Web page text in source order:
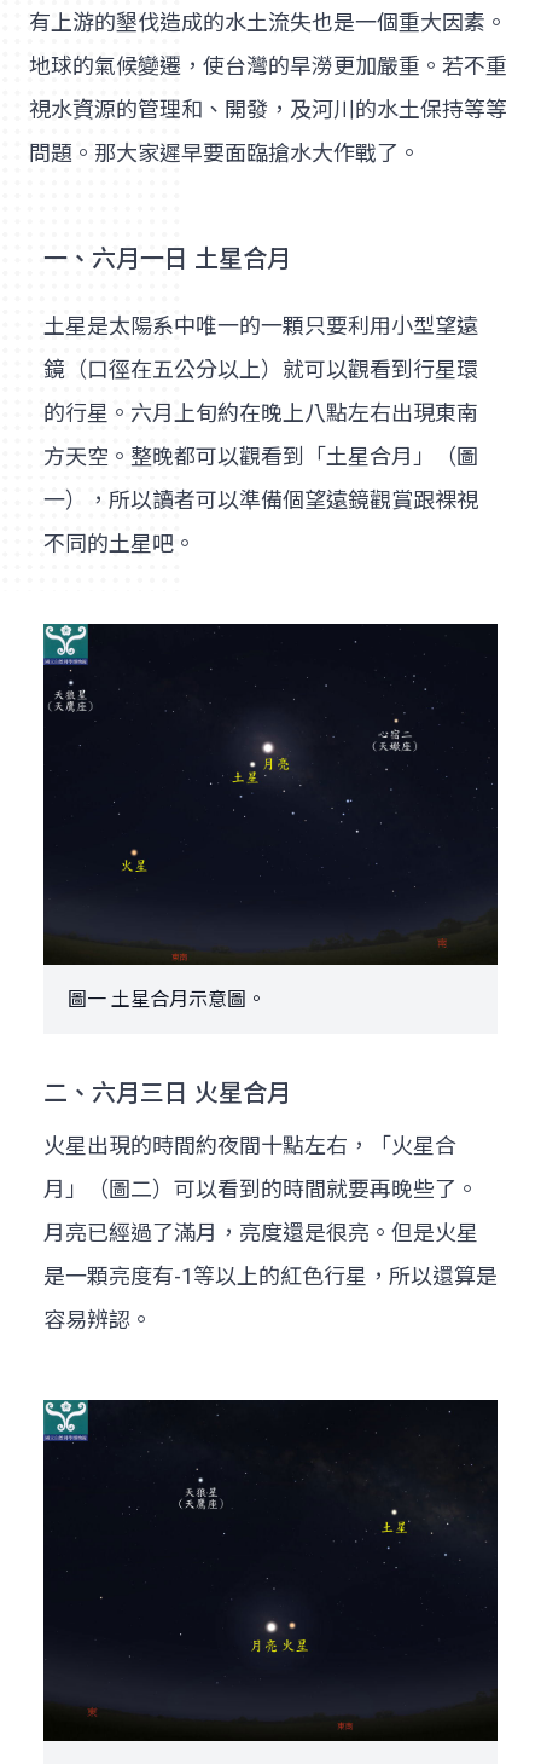
有上游的墾伐造成的水土流失也是一個重大因素。
地球的氣候變遷，使台灣的旱澇更加嚴重。若不重
視水資源的管理和、開發，及河川的水土保持等等
問題。那大家遲早要面臨搶水大作戰了。
一、六月一日 土星合月
土星是太陽系中唯一的一顆只要利用小型望遠
鏡（口徑在五公分以上）就可以觀看到行星環
的行星。六月上旬約在晚上八點左右出現東南
方天空。整晚都可以觀看到「土星合月」（圖
一），所以讀者可以準備個望遠鏡觀賞跟裸視
不同的土星吧。
圖一 土星合月示意圖。
二、六月三日 火星合月
火星出現的時間約夜間十點左右，「火星合
月」（圖二）可以看到的時間就要再晚些了。
月亮已經過了滿月，亮度還是很亮。但是火星
是一顆亮度有-1等以上的紅色行星，所以還算是
容易辨認。